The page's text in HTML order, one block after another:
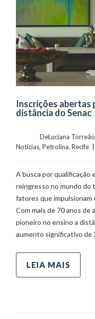
Inscrições abertas
distância do Senac
DeLuciana
Notícias, Petrolina, Recife
A busca por qualificação
reingresso no mundo do
fatores que impulsionam
Com mais de 70 anos de
pioneiro no ensino a
aumento significativo de
LEIA MAIS